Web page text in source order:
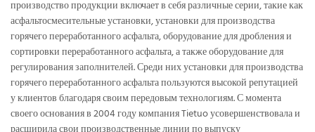
производство продукции включает в себя различные серии, такие как
асфальтосмесительные установки, установки для производства
горячего переработанного асфальта, оборудование для дробления и
сортировки переработанного асфальта, а также оборудование для
регулирования заполнителей. Среди них установки для производства
горячего переработанного асфальта пользуются высокой репутацией
у клиентов благодаря своим передовым технологиям. С момента
своего основания в 2004 году компания Tietuo усовершенствовала и